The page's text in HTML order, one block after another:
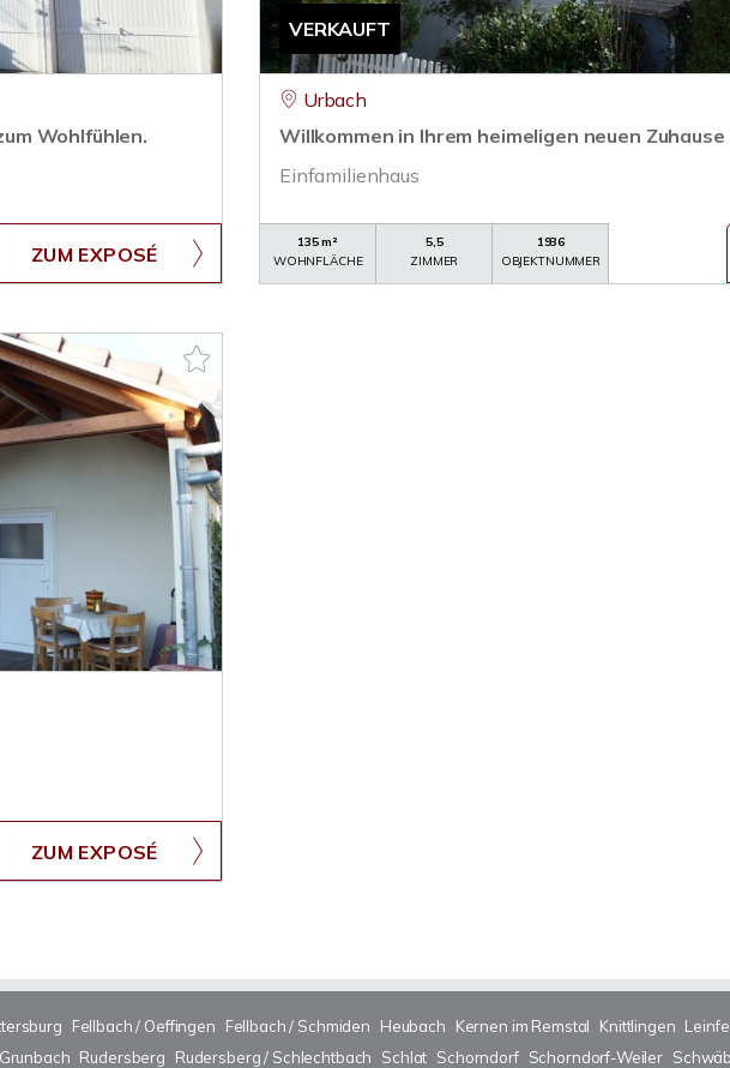
Wohlfühlen.
ZUM EXPOSÉ
VERKAUFT
Urbach
Willkommen in Ihrem heimeligen neuen Zuhause
Einfamilienhaus
135 m²
WOHNFLÄCHE
5,5
ZIMMER
1936
OBJEKTNUMMER
ZUM EXPOSÉ
Fellbach / Oeffingen Fellbach / Schmiden Heubach Kernen im Remstal Knittlingen
Rudersberg Rudersberg / Schlechtbach Schlat Schorndorf Schorndorf-Weiler